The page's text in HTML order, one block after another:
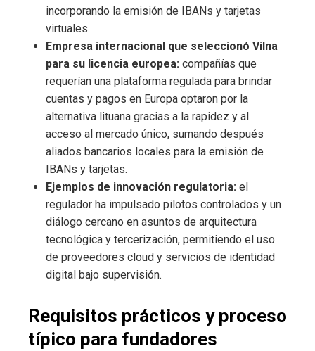
incorporando la emisión de IBANs y tarjetas
virtuales.
Empresa internacional que seleccionó Vilna
para su licencia europea: compañías que
requerían una plataforma regulada para brindar
cuentas y pagos en Europa optaron por la
alternativa lituana gracias a la rapidez y al
acceso al mercado único, sumando después
aliados bancarios locales para la emisión de
IBANs y tarjetas.
Ejemplos de innovación regulatoria: el
regulador ha impulsado pilotos controlados y un
diálogo cercano en asuntos de arquitectura
tecnológica y tercerización, permitiendo el uso
de proveedores cloud y servicios de identidad
digital bajo supervisión.
Requisitos prácticos y proceso
típico para fundadores